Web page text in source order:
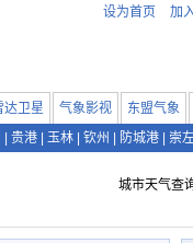
设为首页 加
达卫星 气象影视 东盟气象
贵港 玉林 钦州 防城港 崇左
城市天气查